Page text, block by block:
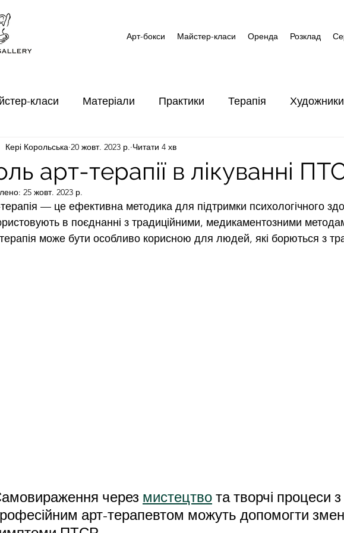
Арт-бокси Майстер-класи Оренда Розклад
класи Матеріали Практики Терапія Художники
Оренда Дівич-вечір
арт-терапії в лікуванні
Кері Корольська 20 жовт. 2023 р. Читати 4 хв
25 жовт. 2023 р.
— це ефективна методика для підтримки психологічного
в поєднанні з традиційними, медикаментозними
може бути особливо корисною для людей, які борються з
через мистецтво та творчі процеси з
арт-терапевтом можуть допомогти